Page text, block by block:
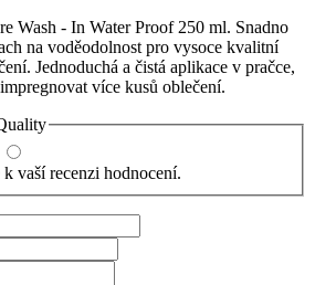
Wash - In Water Proof 250 ml. Snadno
na voděodolnost pro vysoce kvalitní
Jednoduchá a čistá aplikace v pračce,
více kusů oblečení.
vaší recenzi hodnocení.